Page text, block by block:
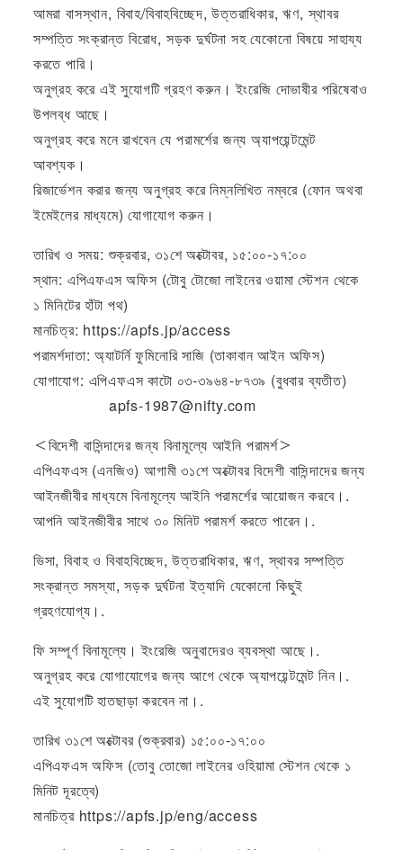
আমরা বাসস্থান, বিবাহ/বিবাহবিচ্ছেদ, উত্তরাধিকার, ঋণ, স্থাবর
সম্পত্তি সংক্রান্ত বিরোধ, সড়ক দুর্ঘটনা সহ যেকোনো বিষয়ে সাহায্য
করতে পারি।
অনুগ্রহ করে এই সুযোগটি গ্রহণ করুন। ইংরেজি দোভাষীর পরিষেবাও
উপলব্ধ আছে।
অনুগ্রহ করে মনে রাখবেন যে পরামর্শের জন্য অ্যাপয়েন্টমেন্ট
আবশ্যক।
রিজার্ভেশন করার জন্য অনুগ্রহ করে নিম্নলিখিত নম্বরে (ফোন অথবা
ইমেইলের মাধ্যমে) যোগাযোগ করুন।
তারিখ ও সময়: শুক্রবার, ৩১শে অক্টোবর, ১৫:০০-১৭:০০
স্থান: এপিএফএস অফিস (টোবু টোজো লাইনের ওয়ামা স্টেশন থেকে
১ মিনিটের হাঁটা পথ)
মানচিত্র: https://apfs.jp/access
পরামর্শদাতা: অ্যাটর্নি ফুমিনোরি সাজি (তাকাবান আইন অফিস)
যোগাযোগ: এপিএফএস কাটো ০৩-৩৯৬৪-৮৭৩৯ (বুধবার ব্যতীত)
apfs-1987@nifty.com
＜বিদেশী বাসিন্দাদের জন্য বিনামূল্যে আইনি পরামর্শ＞
এপিএফএস (এনজিও) আগামী ৩১শে অক্টোবর বিদেশী বাসিন্দাদের জন্য
আইনজীবীর মাধ্যমে বিনামূল্যে আইনি পরামর্শের আয়োজন করবে।.
আপনি আইনজীবীর সাথে ৩০ মিনিট পরামর্শ করতে পারেন।.
ভিসা, বিবাহ ও বিবাহবিচ্ছেদ, উত্তরাধিকার, ঋণ, স্থাবর সম্পত্তি
সংক্রান্ত সমস্যা, সড়ক দুর্ঘটনা ইত্যাদি যেকোনো কিছুই
গ্রহণযোগ্য।.
ফি সম্পূর্ণ বিনামূল্যে। ইংরেজি অনুবাদেরও ব্যবস্থা আছে।.
অনুগ্রহ করে যোগাযোগের জন্য আগে থেকে অ্যাপয়েন্টমেন্ট নিন।.
এই সুযোগটি হাতছাড়া করবেন না।.
তারিখ ৩১শে অক্টোবর (শুক্রবার) ১৫:০০-১৭:০০
এপিএফএস অফিস (তোবু তোজো লাইনের ওহিয়ামা স্টেশন থেকে ১
মিনিট দূরত্বে)
মানচিত্র https://apfs.jp/eng/access